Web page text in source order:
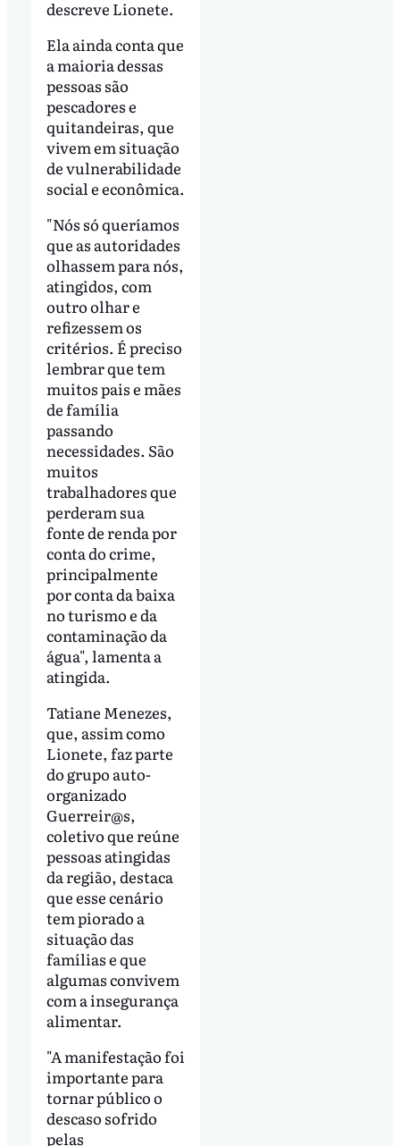
descreve Lionete.
Ela ainda conta que
a maioria dessas
pessoas são
pescadores e
quitandeiras, que
vivem em situação
de vulnerabilidade
social e econômica.
"Nós só queríamos
que as autoridades
olhassem para nós,
atingidos, com
outro olhar e
refizessem os
critérios. É preciso
lembrar que tem
muitos pais e mães
de família
passando
necessidades. São
muitos
trabalhadores que
perderam sua
fonte de renda por
conta do crime,
principalmente
por conta da baixa
no turismo e da
contaminação da
água", lamenta a
atingida.
Tatiane Menezes,
que, assim como
Lionete, faz parte
do grupo auto-
organizado
Guerreir@s,
coletivo que reúne
pessoas atingidas
da região, destaca
que esse cenário
tem piorado a
situação das
famílias e que
algumas convivem
com a insegurança
alimentar.
"A manifestação foi
importante para
tornar público o
descaso sofrido
pelas